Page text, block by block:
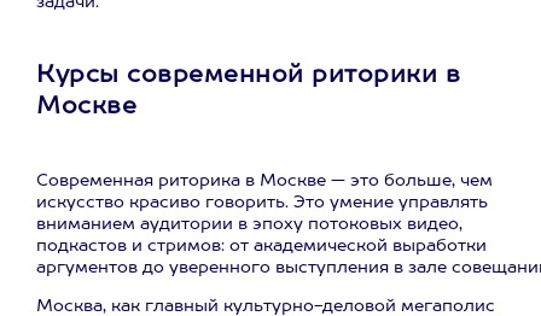
Курсы современной риторики в
Москве
Современная риторика в Москве — это больше, чем
искусство красиво говорить. Это умение управлять
вниманием аудитории в эпоху потоковых видео,
подкастов и стримов: от академической выработки
аргументов до уверенного выступления в зале
Москва, как главный культурно-деловой мегаполис